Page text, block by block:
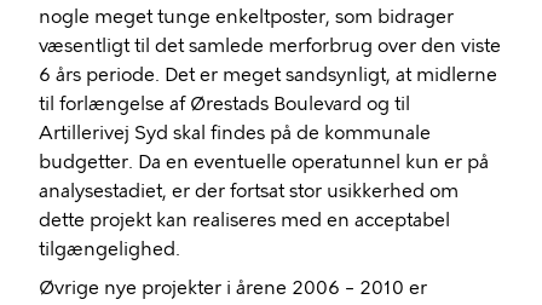
nogle meget tunge enkeltposter, som bidrager
væsentligt til det samlede merforbrug over den viste
6 års periode. Det er meget sandsynligt, at midlerne
til forlængelse af Ørestads Boulevard og til
Artillerivej Syd skal findes på de kommunale
budgetter. Da en eventuelle operatunnel kun er på
analysestadiet, er der fortsat stor usikkerhed om
dette projekt kan realiseres med en acceptabel
tilgængelighed.
Øvrige nye projekter i årene 2006 – 2010 er